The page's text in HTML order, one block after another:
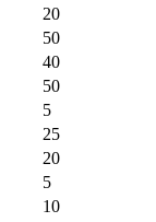
20
50
40
50
5
25
20
5
10